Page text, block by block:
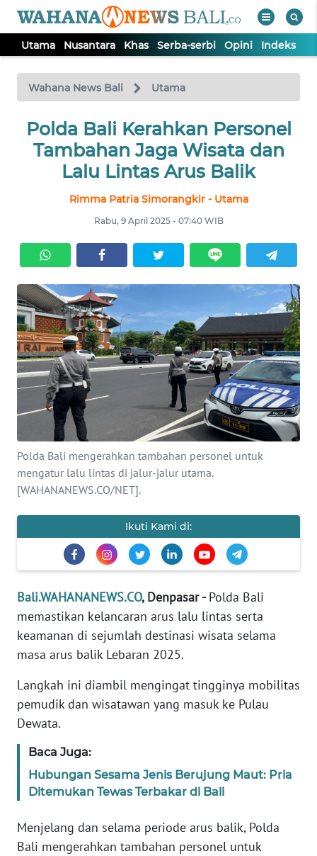
Utama Nusantara Khas Serba-serbi Opini Indeks
Wahana News Bali Utama
Polda Bali Kerahkan Personel
Tambahan Jaga Wisata dan
Lalu Lintas Arus Balik
Rimma Patria Simorangkir - Utama
Rabu, 9 April 2025 - 07:40 WIB
Polda Bali mengerahkan tambahan personel untuk
mengatur lalu lintas di jalur-jalur utama.
[WAHANANEWS.CO/NET].
Ikuti Kami di:
Bali.WAHANANEWS.CO, Denpasar -Polda Bali
memastikan kelancaran arus lalu lintas serta
keamanan di sejumlah destinasi wisata selama
masa arus balik Lebaran 2025.
Langkah ini diambil mengingat tingginya mobilitas
pemudik dan wisatawan yang masuk ke Pulau
Dewata.
Baca Juga:
Hubungan Sesama Jenis Berujung Maut: Pria
Ditemukan Tewas Terbakar di Bali
Menjelang dan selama periode arus balik, Polda
Bali mengerahkan tambahan personel untuk
TV
Tutup
UTAMA
NUSANTARA
SERBA-
SERBI
OPINI
Informasi
INDEKS
BERITA
KONTAK
INFO
IKLAN
KAMI
MEDIA
KARIR
DISCLAIMER
Wahana
Regional
WN
SUMUT